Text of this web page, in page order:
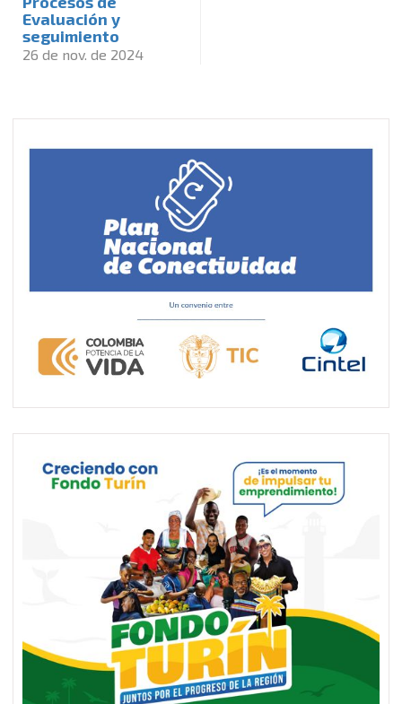
Evaluación y
seguimiento
26 de nov. de 2024